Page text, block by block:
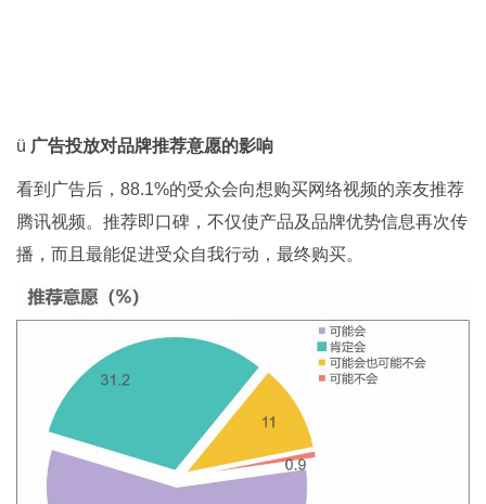
ü 广告投放对品牌推荐意愿的影响
看到广告后，88.1%的受众会向想购买网络视频的亲友推荐
腾讯视频。推荐即口碑，不仅使产品及品牌优势信息再次传
播，而且最能促进受众自我行动，最终购买。